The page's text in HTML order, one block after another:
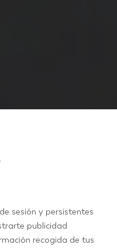
sesión y persistentes
publicidad
recogida de tus